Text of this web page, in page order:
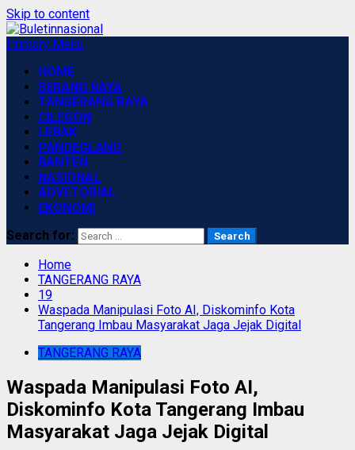
Skip to content
Primary Menu
HOME
SERANG RAYA
TANGERANG RAYA
CILEGON
LEBAK
PANDEGLANG
BANTEN
NASIONAL
ADVETORIAL
EKONOMI
Search for:
Home
TANGERANG RAYA
19
Waspada Manipulasi Foto AI, Diskominfo Kota
Tangerang Imbau Masyarakat Jaga Jejak Digital
TANGERANG RAYA
Waspada Manipulasi Foto AI,
Diskominfo Kota Tangerang Imbau
Masyarakat Jaga Jejak Digital